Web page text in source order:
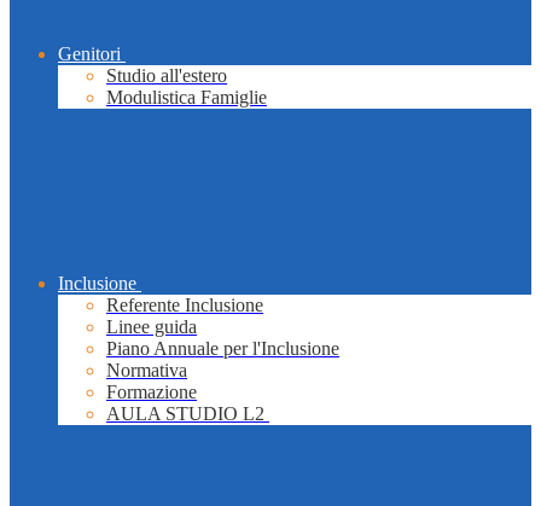
Genitori
Studio all'estero
Modulistica Famiglie
Inclusione
Referente Inclusione
Linee guida
Piano Annuale per l'Inclusione
Normativa
Formazione
AULA STUDIO L2